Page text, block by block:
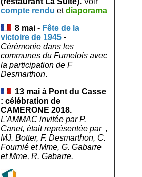
compte rendu et diaporama
8 mai - Fête de la
victoire de 1945-
Cérémonie dans les
communes du Fumelois avec
la participation de F
Desmarthon.
13 mai à Pont du Casse
: célébration de
CAMERONE 2018.
L'AMMAC invitée par P.
Canet, était représentée par ,
MJ. Botter, F. Desmarthon, C.
Fournié et Mme, G. Gabarre
et Mme, R. Gabarre.